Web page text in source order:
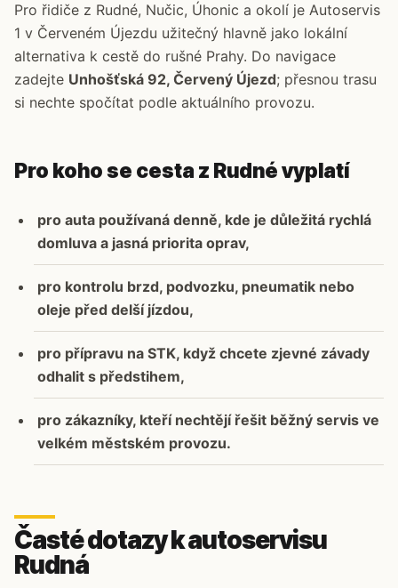
Pro řidiče z Rudné, Nučic, Úhonic a okolí je Autoservis
1 v Červeném Újezdu užitečný hlavně jako lokální
alternativa k cestě do rušné Prahy. Do navigace
zadejte Unhošťská 92, Červený Újezd; přesnou trasu
si nechte spočítat podle aktuálního provozu.
Pro koho se cesta z Rudné vyplatí
pro auta používaná denně, kde je důležitá rychlá
domluva a jasná priorita oprav,
pro kontrolu brzd, podvozku, pneumatik nebo
oleje před delší jízdou,
pro přípravu na STK, když chcete zjevné závady
odhalit s předstihem,
pro zákazníky, kteří nechtějí řešit běžný servis ve
velkém městském provozu.
Časté dotazy k autoservisu
Rudná